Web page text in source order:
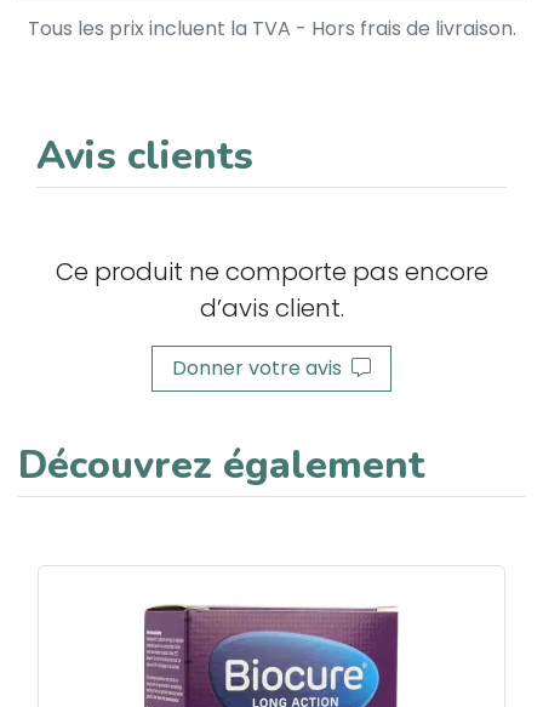
Tous les prix incluent la TVA - Hors frais de livraison.
Avis clients
Ce produit ne comporte pas encore
d’avis client.
Donner votre avis
Découvrez également